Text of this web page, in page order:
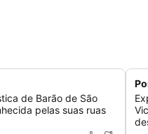
de Barão de São
pelas suas ruas